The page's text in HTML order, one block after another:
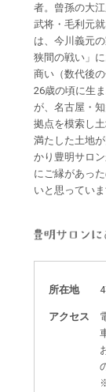
者。曾孫の大
武将・毛利元
は、今川義元
狭間の戦い」
商い（数代後
26歳の頃に生
が、名古屋・
拠点を模索し
満たした土地
かり豊明サロ
にご縁があっ
いと思っていま
所在地
アクセス